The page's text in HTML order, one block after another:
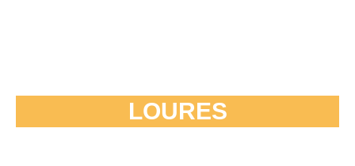
LOURES